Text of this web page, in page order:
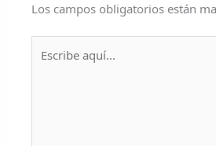
Los campos obligatorios están
aquí...